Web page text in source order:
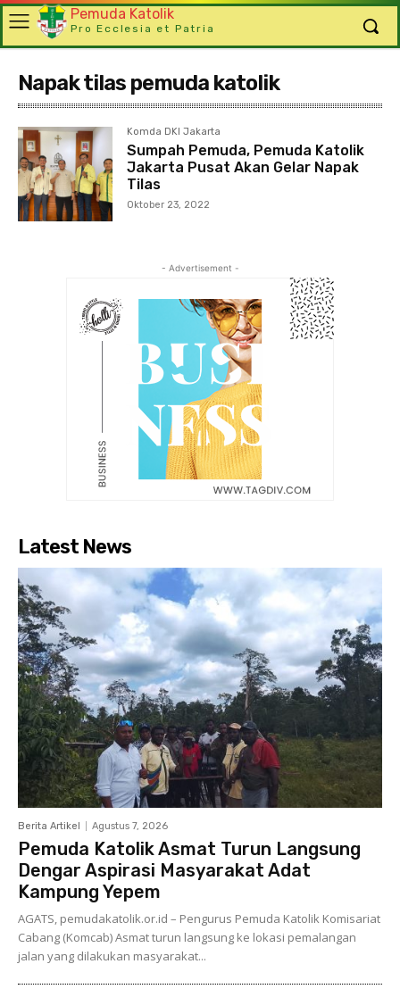
Pemuda Katolik
Pro Ecclesia et Patria
Napak tilas pemuda katolik
Komda DKI Jakarta
Sumpah Pemuda, Pemuda Katolik
Jakarta Pusat Akan Gelar Napak
Tilas
Oktober 23, 2022
- Advertisement -
Latest News
Berita Artikel Agustus 7, 2026
Pemuda Katolik Asmat Turun Langsung
Dengar Aspirasi Masyarakat Adat
Kampung Yepem
AGATS, pemudakatolik.or.id – Pengurus Pemuda Katolik Komisariat
Cabang (Komcab) Asmat turun langsung ke lokasi pemalangan
jalan yang dilakukan masyarakat...